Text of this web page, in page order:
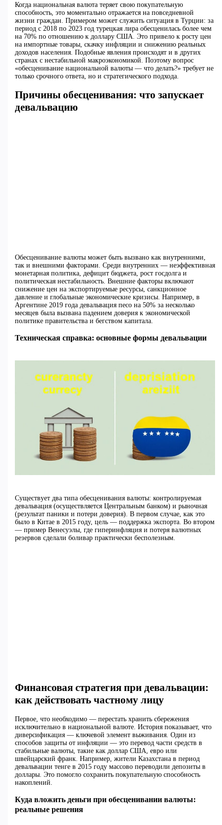
Когда национальная валюта теряет свою покупательную
способность, это моментально отражается на повседневной
жизни граждан. Примером может служить ситуация в Турции: за
период с 2018 по 2023 год турецкая лира обесценилась более чем
на 70% по отношению к доллару США. Это привело к росту цен
на импортные товары, скачку инфляции и снижению реальных
доходов населения. Подобные явления происходят и в других
странах с нестабильной макроэкономикой. Поэтому вопрос
«обесценивание национальной валюты — что делать?» требует не
только срочного ответа, но и стратегического подхода.
Причины обесценивания: что запускает
девальвацию
Обесценивание валюты может быть вызвано как внутренними,
так и внешними факторами. Среди внутренних — неэффективная
монетарная политика, дефицит бюджета, рост госдолга и
политическая нестабильность. Внешние факторы включают
снижение цен на экспортируемые ресурсы, санкционное
давление и глобальные экономические кризисы. Например, в
Аргентине 2019 года девальвация песо на 50% за несколько
месяцев была вызвана падением доверия к экономической
политике правительства и бегством капитала.
Техническая справка: основные формы девальвации
Существует два типа обесценивания валюты: контролируемая
девальвация (осуществляется Центральным банком) и рыночная
(результат паники и потери доверия). В первом случае, как это
было в Китае в 2015 году, цель — поддержка экспорта. Во втором
— пример Венесуэлы, где гиперинфляция и потеря валютных
резервов сделали боливар практически бесполезным.
Финансовая стратегия при девальвации:
как действовать частному лицу
Первое, что необходимо — перестать хранить сбережения
исключительно в национальной валюте. История показывает, что
диверсификация — ключевой элемент выживания. Один из
способов защиты от инфляции — это перевод части средств в
стабильные валюты, такие как доллар США, евро или
швейцарский франк. Например, жители Казахстана в период
девальвации тенге в 2015 году массово переводили депозиты в
доллары. Это помогло сохранить покупательную способность
накоплений.
Куда вложить деньги при обесценивании валюты:
реальные решения